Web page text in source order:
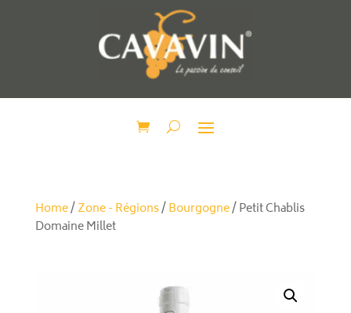
Home/Zone - Régions/Bourgogne/ Petit Chablis
Domaine Millet